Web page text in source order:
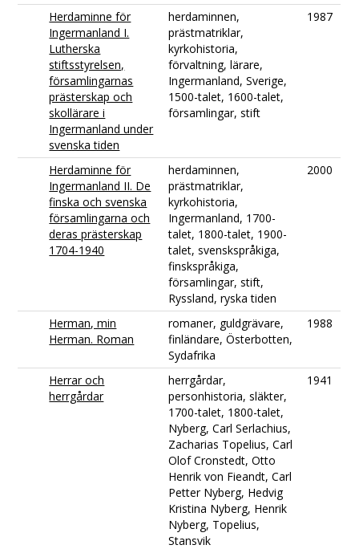
Herdaminne för
Ingermanland I.
Lutherska
stiftsstyrelsen,
församlingarnas
prästerskap och
skollärare i
Ingermanland under
svenska tiden
herdaminnen,
prästmatriklar,
kyrkohistoria,
förvaltning, lärare,
Ingermanland, Sverige,
1500-talet, 1600-talet,
församlingar, stift
1987
Herdaminne för
Ingermanland II. De
finska och svenska
församlingarna och
deras prästerskap
1704-1940
herdaminnen,
prästmatriklar,
kyrkohistoria,
Ingermanland, 1700-
talet, 1800-talet, 1900-
talet, svenskspråkiga,
finskspråkiga,
församlingar, stift,
Ryssland, ryska tiden
2000
Herman, min
Herman. Roman
romaner, guldgrävare,
finländare, Österbotten,
Sydafrika
1988
Herrar och
herrgårdar
herrgårdar,
personhistoria, släkter,
1700-talet, 1800-talet,
Nyberg, Carl Serlachius,
Zacharias Topelius, Carl
Olof Cronstedt, Otto
Henrik von Fieandt, Carl
Petter Nyberg, Hedvig
Kristina Nyberg, Henrik
Nyberg, Topelius,
Stansvik
1941